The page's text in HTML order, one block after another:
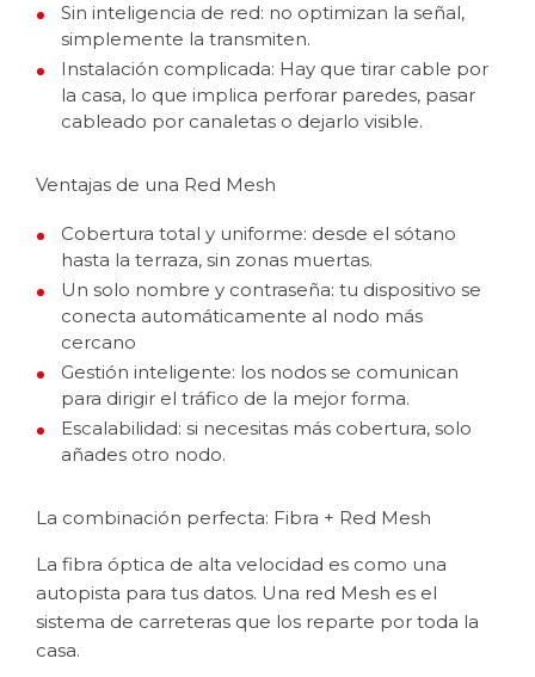
Sin inteligencia de red: no optimizan la señal,
simplemente la transmiten.
Instalación complicada: Hay que tirar cable por
la casa, lo que implica perforar paredes, pasar
cableado por canaletas o dejarlo visible.
Ventajas de una Red Mesh
Cobertura total y uniforme: desde el sótano
hasta la terraza, sin zonas muertas.
Un solo nombre y contraseña: tu dispositivo se
conecta automáticamente al nodo más
cercano
Gestión inteligente: los nodos se comunican
para dirigir el tráfico de la mejor forma.
Escalabilidad: si necesitas más cobertura, solo
añades otro nodo.
La combinación perfecta: Fibra + Red Mesh
La fibra óptica de alta velocidad es como una
autopista para tus datos. Una red Mesh es el
sistema de carreteras que los reparte por toda la
casa.